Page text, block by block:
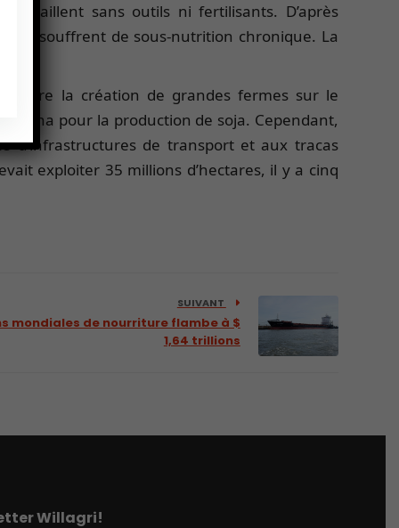
sans outils ni fertilisants. D’après
souffrent de sous-nutrition chronique. La
la création de grandes fermes sur le
pour la production de soja. Cependant,
d’infrastructures de transport et aux tracas
exploiter 35 millions d’hectares, il y a cinq
SUIVANT
mondiales de nourriture flambe à $
1,64 trillions
Willagri!